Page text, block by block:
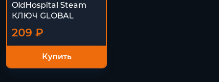
OldHospital Steam
КЛЮЧ GLOBAL
209 ₽
Купить